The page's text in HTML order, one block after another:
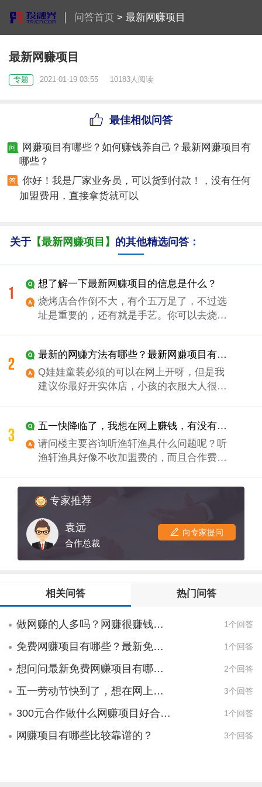
问答首页> 最新网赚项目
最新网赚项目
专题 2021-01-19 03:55 10183人阅读
最佳相似问答
网赚项目有哪些？如何赚钱养自己？最新网赚项目有
哪些？
你好！我是厂家业务员，可以货到付款！，没有任何
加盟费用，直接拿货就可以
关于【最新网赚项目】 的其他精选问答：
想了解一下最新网赚项目的信息是什么？
烧烤店合作倒不大，有个五万足了，不过选
址是重要的，还有就是手艺。你可以去烧烤
个三四家，估计你的技术已很牛了。
最新的网赚方法有哪些？最新网赚项目有哪些？
Q娃娃童装必须的可以在网上开呀，但是我
建议你最好开实体店，小孩的衣服大人很讲
心的。其实开实体店也不用太大的投入，主
要就是铺货的资源，我估计前期应该在3万左
右能搞定，不需要太大的投入，然后你还可
服，及时的更新产品，满足客户的消费需
求。另外你可以看一下Q娃娃童装的加盟条
童装品牌，文化及其经营理念;二、熟悉当地
服装市场具有一定的品牌经营理念有比较丰
誉及商业素质;六、有长远的市场扩展计划与
五一快降临了，我想在网上赚钱，有没有最新网赚项目？
请问楼主要咨询听渔轩渔具什么问题呢？听
渔轩渔具好像不收加盟费的，而且合作费还
的，
专家推荐
袁远
合作总裁
向专家提问
相关问答 热门问答
做网赚的人多吗？网赚很赚钱吗？2015年最新网赚项目有哪些？ 1个回答
免费网赚项目有哪些？最新免费网赚项目哪个最好？ 1个回答
想问问最新免费网赚项目有哪些？哪个免费网赚最好呢？ 2个回答
五一劳动节快到了，想在网上赚钱，有什么最新的网赚项目吗？ 3个回答
300元合作做什么网赚项目好合作公司干什么的 1个回答
网赚项目有哪些比较靠谱的？ 3个回答